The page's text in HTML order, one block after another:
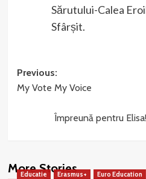
Sărutului-Calea
Sfârșit.
Post
navigation
Previous:
My Vote My Voice
Împreună pentru
More Stories
Educatie Erasmus+ Euro Education